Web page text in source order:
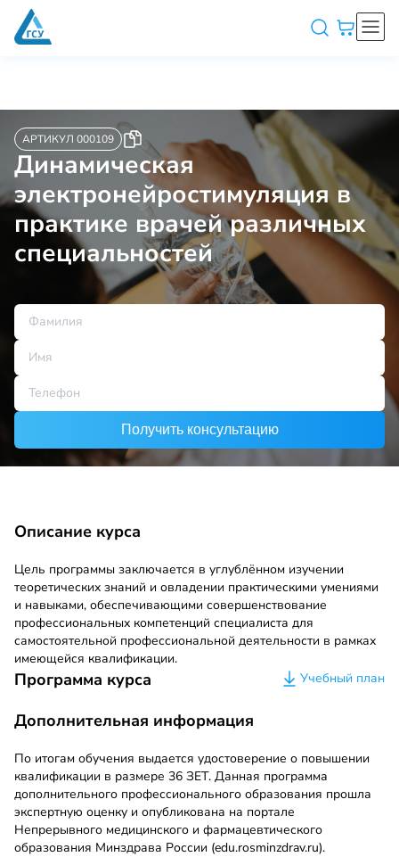
АРТИКУЛ 000109
Динамическая
электронейростимуляция в
практике врачей различных
специальностей
Получить консультацию
Описание курса
Цель программы заключается в углублённом изучении
теоретических знаний и овладении практическими умениями
и навыками, обеспечивающими совершенствование
профессиональных компетенций специалиста для
самостоятельной профессиональной деятельности в рамках
имеющейся квалификации.
Программа курса Учебный план
Дополнительная информация
По итогам обучения выдается удостоверение о повышении
квалификации в размере 36 ЗЕТ. Данная программа
дополнительного профессионального образования прошла
экспертную оценку и опубликована на портале
Непрерывного медицинского и фармацевтического
образования Минздрава России (edu.rosminzdrav.ru).